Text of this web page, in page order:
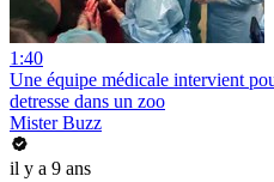
1:40
Une équipe médicale intervient
detresse dans un zoo
Mister Buzz
il y a 9 ans